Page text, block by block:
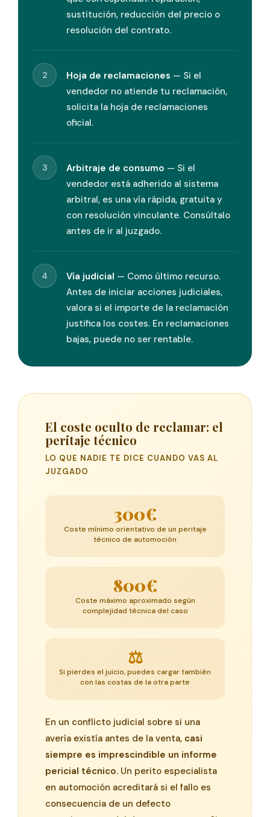
sustitución, reducción del precio o
resolución del contrato.
2 Hoja de reclamaciones — Si el
vendedor no atiende tu reclamación,
solicita la hoja de reclamaciones
oficial.
3 Arbitraje de consumo — Si el
vendedor está adherido al sistema
arbitral, es una vía rápida, gratuita y
con resolución vinculante. Consúltalo
antes de ir al juzgado.
4 Vía judicial — Como último recurso.
Antes de iniciar acciones judiciales,
valora si el importe de la reclamación
justifica los costes. En reclamaciones
bajas, puede no ser rentable.
El coste oculto de reclamar: el
peritaje técnico
LO QUE NADIE TE DICE CUANDO VAS AL
JUZGADO
300€
Coste mínimo orientativo de un peritaje
técnico de automoción
800€
Coste máximo aproximado según
complejidad técnica del caso
⚖️
Si pierdes el juicio, puedes cargar también
con las costas de la otra parte
En un conflicto judicial sobre si una
avería existía antes de la venta, casi
siempre es imprescindible un informe
pericial técnico. Un perito especialista
en automoción acreditará si el fallo es
consecuencia de un defecto